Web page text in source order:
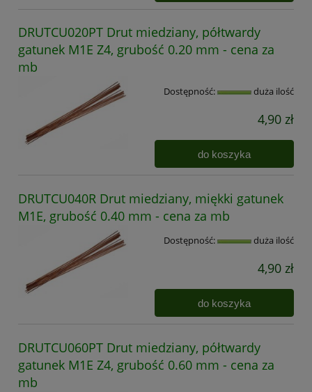
DRUTCU020PT Drut miedziany, półtwardy
gatunek M1E Z4, grubość 0.20 mm - cena za
mb
Dostępność: duża ilość
4,90 zł
do koszyka
DRUTCU040R Drut miedziany, miękki gatunek
M1E, grubość 0.40 mm - cena za mb
Dostępność: duża ilość
4,90 zł
do koszyka
DRUTCU060PT Drut miedziany, półtwardy
gatunek M1E Z4, grubość 0.60 mm - cena za
mb